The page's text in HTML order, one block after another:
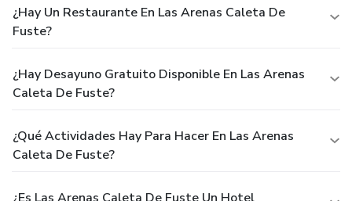
¿Hay Un Restaurante En Las Arenas Caleta De
Fuste?
¿Hay Desayuno Gratuito Disponible En Las Arenas
Caleta De Fuste?
¿Qué Actividades Hay Para Hacer En Las Arenas
Caleta De Fuste?